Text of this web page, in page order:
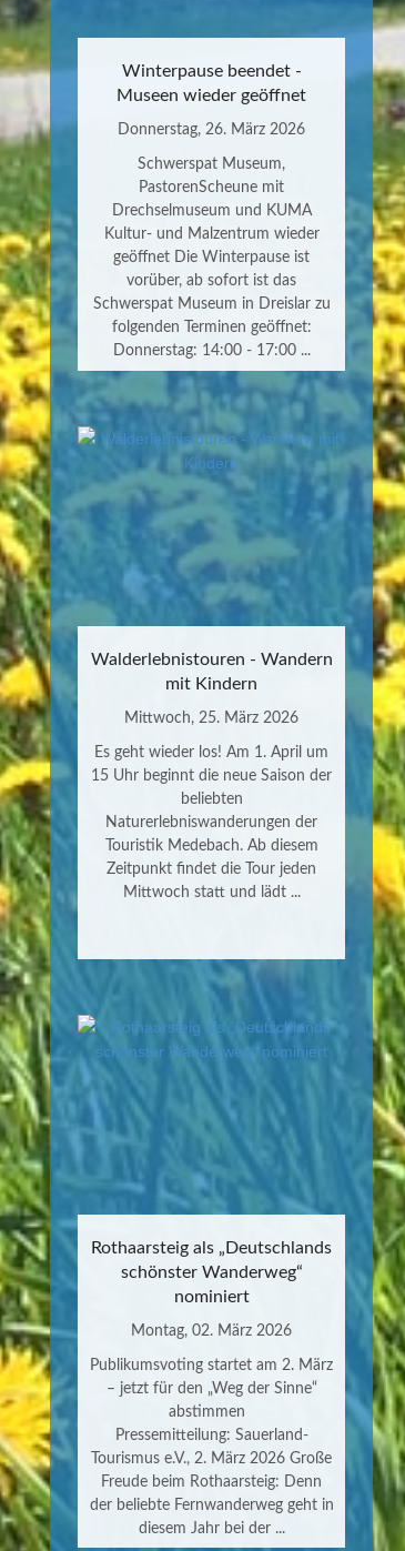
Winterpause beendet -
Museen wieder geöffnet
Donnerstag, 26. März 2026
Schwerspat Museum,
PastorenScheune mit
Drechselmuseum und KUMA
Kultur- und Malzentrum wieder
geöffnet Die Winterpause ist
vorüber, ab sofort ist das
Schwerspat Museum in Dreislar zu
folgenden Terminen geöffnet:
Donnerstag: 14:00 - 17:00 ...
Walderlebnistouren - Wandern
mit Kindern
Mittwoch, 25. März 2026
Es geht wieder los! Am 1. April um
15 Uhr beginnt die neue Saison der
beliebten
Naturerlebniswanderungen der
Touristik Medebach. Ab diesem
Zeitpunkt findet die Tour jeden
Mittwoch statt und lädt ...
Rothaarsteig als „Deutschlands
schönster Wanderweg“
nominiert
Montag, 02. März 2026
Publikumsvoting startet am 2. März
– jetzt für den „Weg der Sinne“
abstimmen
Pressemitteilung: Sauerland-
Tourismus e.V., 2. März 2026 Große
Freude beim Rothaarsteig: Denn
der beliebte Fernwanderweg geht in
diesem Jahr bei der ...